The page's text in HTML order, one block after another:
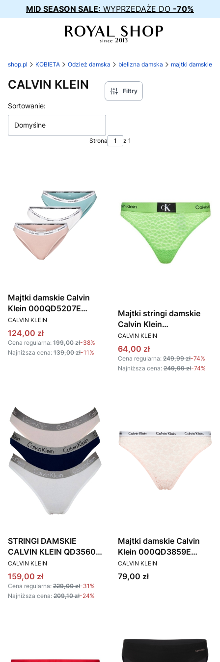
MID SEASON SALE: WYPRZEDAŻE DO -70%
shop.pl KOBIETA Odzież damska bielizna damska majtki damskie
CALVIN KLEIN Filtry
Lista produktów
Sortowanie:
Domyślne
Strona z 1
Majtki damskie Calvin
Klein 000QD5207E
beżowy biały zielony
PRODUCENT
CALVIN KLEIN
Cena promocyjna
124,00 zł
Cena regularna: 199,00 zł-38%
Najniższa cena: 139,00 zł-11%
Majtki stringi damskie
Calvin Klein
000QF7175E zielony
PRODUCENT
CALVIN KLEIN
Cena promocyjna
64,00 zł
Cena regularna: 249,99 zł-74%
Najniższa cena: 249,99 zł-74%
STRINGI DAMSKIE
CALVIN KLEIN QD3560E
KOLOROWE 3 PACK
PRODUCENT
CALVIN KLEIN
Cena promocyjna
159,00 zł
Cena regularna: 229,00 zł-31%
Najniższa cena: 209,10 zł-24%
Majtki damskie Calvin
Klein 000QD3859E
różowy
PRODUCENT
CALVIN KLEIN
Cena
79,00 zł